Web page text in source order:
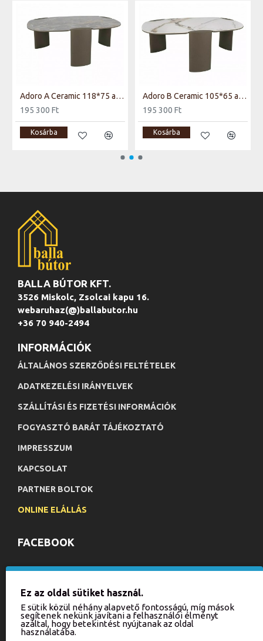
Adoro A Ceramic 118*75 asztalka Grigio szürke/ réz
195 300 Ft
Kosárba
Adoro B Ceramic 105*65 asztalka Amber fehér/ réz
195 300 Ft
Kosárba
BALLA BÚTOR KFT.
3526 Miskolc, Zsolcai kapu 16.
webaruhaz(@)ballabutor.hu
+36 70 940-2494
INFORMÁCIÓK
ÁLTALÁNOS SZERZŐDÉSI FELTÉTELEK
ADATKEZELÉSI IRÁNYELVEK
SZÁLLÍTÁSI ÉS FIZETÉSI INFORMÁCIÓK
FOGYASZTÓ BARÁT TÁJÉKOZTATÓ
IMPRESSZUM
KAPCSOLAT
PARTNER BOLTOK
ONLINE ELÁLLÁS
FACEBOOK
akcióinkról és újdonságainkról!
Ez az oldal sütiket használ.
E sütik közül néhány alapvető fontosságú, míg mások
segítenek nekünk javítani a felhasználói élményt
azáltal, hogy betekintést nyújtanak az oldal
használatába.